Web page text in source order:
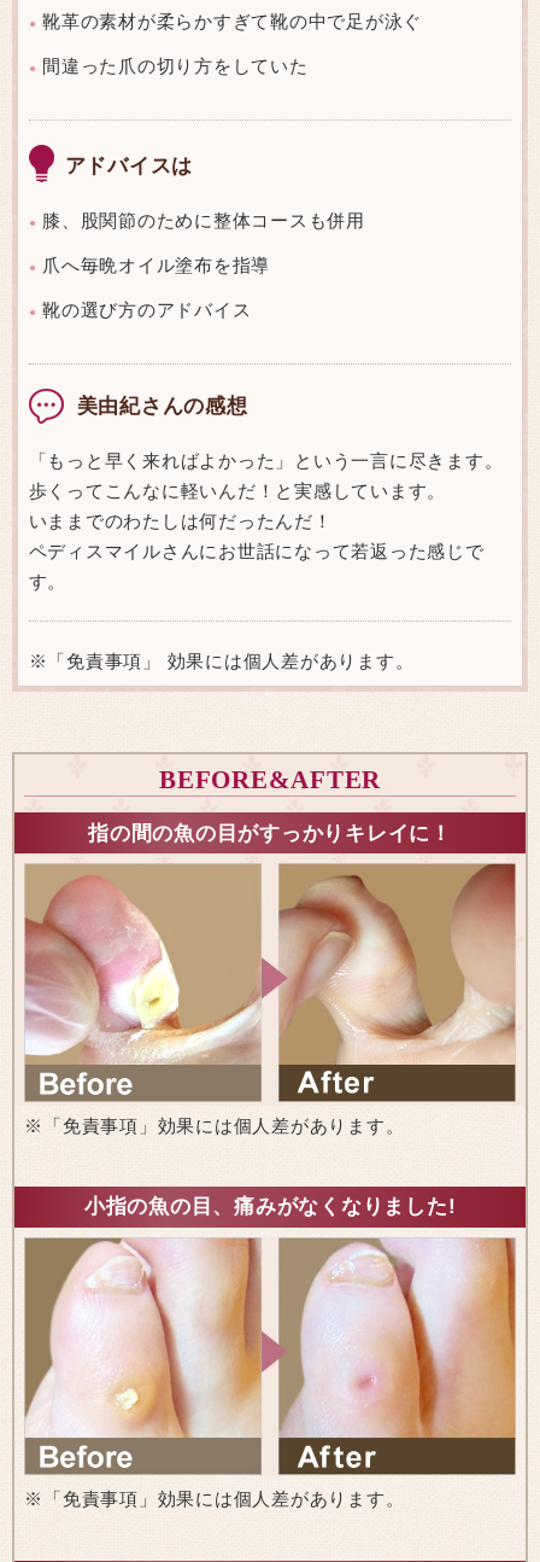
● 靴革の素材が柔らかすぎて靴の中で足が泳ぐ
● 間違った爪の切り方をしていた
アドバイスは
● 膝、股関節のために整体コースも併用
● 爪へ毎晩オイル塗布を指導
● 靴の選び方のアドバイス
美由紀さんの感想
「もっと早く来ればよかった」という一言に尽きます。
歩くってこんなに軽いんだ！と実感しています。
いままでのわたしは何だったんだ！
ペディスマイルさんにお世話になって若返った感じで
す。
※「免責事項」 効果には個人差があります。
BEFORE&AFTER
指の間の魚の目がすっかりキレイに！
※「免責事項」効果には個人差があります。
小指の魚の目、痛みがなくなりました!
※「免責事項」効果には個人差があります。